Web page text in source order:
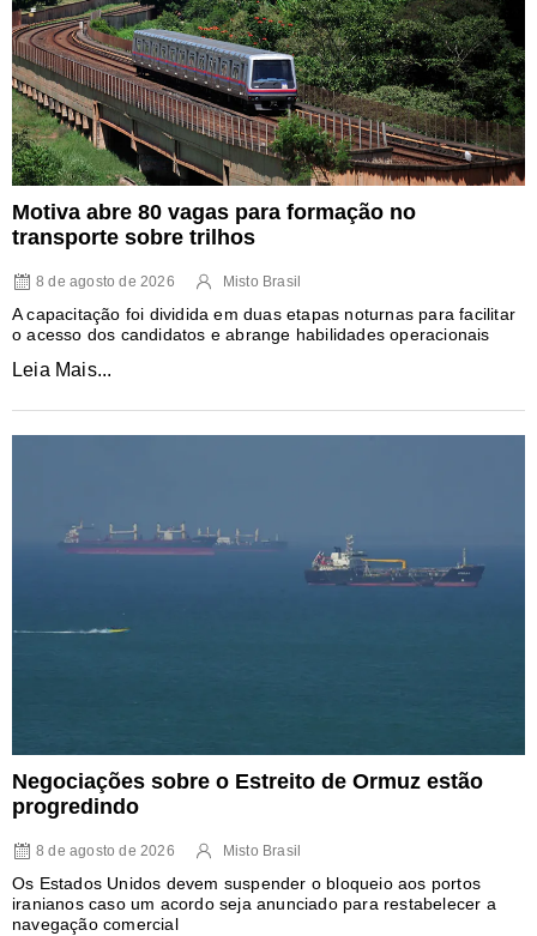
Motiva abre 80 vagas para formação no
transporte sobre trilhos
8 de agosto de 2026 Misto Brasil
A capacitação foi dividida em duas etapas noturnas para facilitar
o acesso dos candidatos e abrange habilidades operacionais
Leia Mais...
Negociações sobre o Estreito de Ormuz estão
progredindo
8 de agosto de 2026 Misto Brasil
Os Estados Unidos devem suspender o bloqueio aos portos
iranianos caso um acordo seja anunciado para restabelecer a
navegação comercial